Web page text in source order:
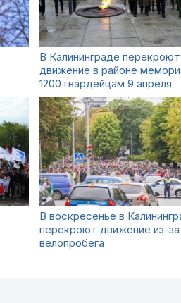
В Калининграде перекроют
движение в районе
1200 гвардейцам 9 апреля
В воскресенье в
перекроют движение из-за
велопробега